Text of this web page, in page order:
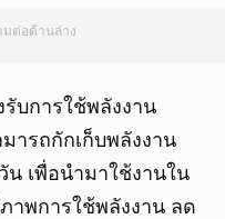
ต่อด้านล่าง
บการใช้พลังงาน
ารถกักเก็บพลังงาน
เพื่อนำมาใช้งานใน
าพการใช้พลังงาน ลด